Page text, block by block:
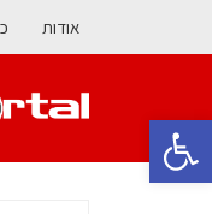
פתח סרגל נגישות
אודות